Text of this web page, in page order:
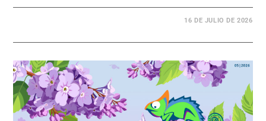
16 DE JULIO DE 2026